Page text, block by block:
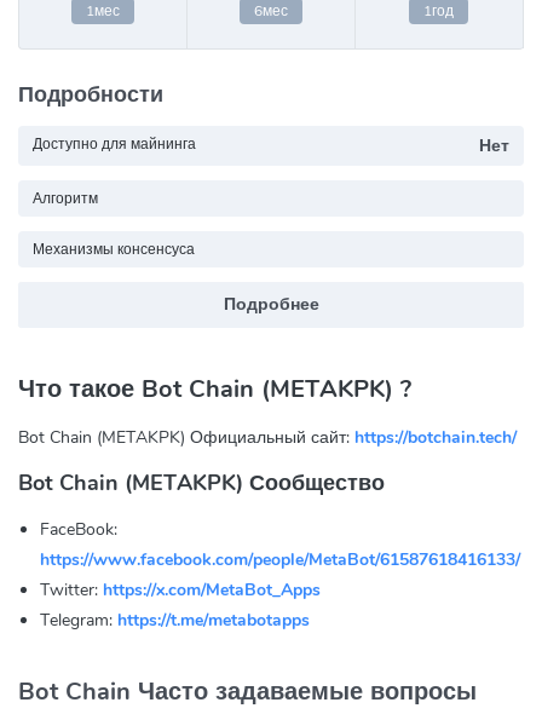
1мес 6мес 1год
Подробности
Доступно для майнинга Нет
Алгоритм
Механизмы консенсуса
Подробнее
Что такое Bot Chain (METAKPK) ?
Bot Chain (METAKPK) Официальный сайт: https://botchain.tech/
Bot Chain (METAKPK) Сообщество
FaceBook:
https://www.facebook.com/people/MetaBot/61587618416133/
Twitter: https://x.com/MetaBot_Apps
Telegram: https://t.me/metabotapps
Bot Chain Часто задаваемые вопросы